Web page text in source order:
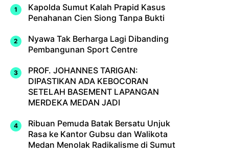
Kapolda Sumut Kalah Prapid Kasus
Penahanan Cien Siong Tanpa Bukti
Nyawa Tak Berharga Lagi Dibanding
Pembangunan Sport Centre
PROF. JOHANNES TARIGAN:
DIPASTIKAN ADA KEBOCORAN
SETELAH BASEMENT LAPANGAN
MERDEKA MEDAN JADI
Ribuan Pemuda Batak Bersatu Unjuk
Rasa ke Kantor Gubsu dan Walikota
Medan Menolak Radikalisme di Sumut